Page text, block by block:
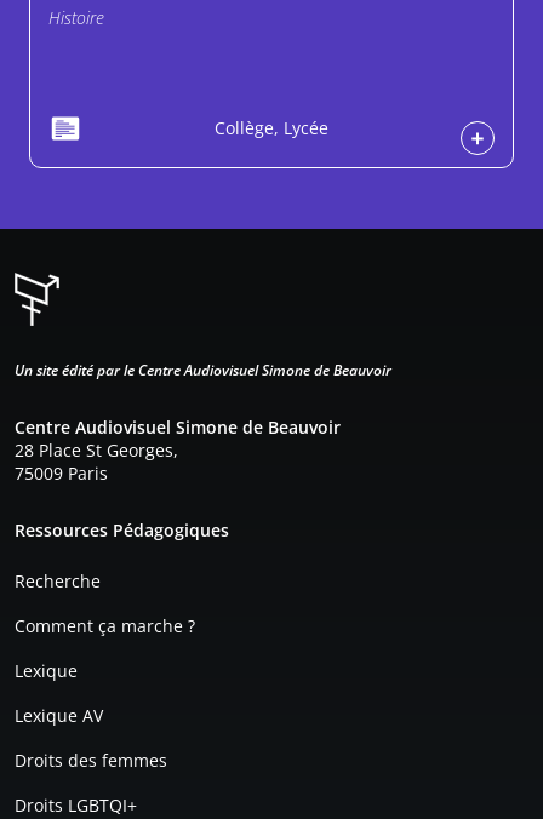
Histoire
Collège, Lycée
Un site édité par le Centre Audiovisuel Simone de Beauvoir
Centre Audiovisuel Simone de Beauvoir
28 Place St Georges,
75009 Paris
Ressources Pédagogiques
Recherche
Comment ça marche ?
Lexique
Lexique AV
Droits des femmes
Droits LGBTQI+